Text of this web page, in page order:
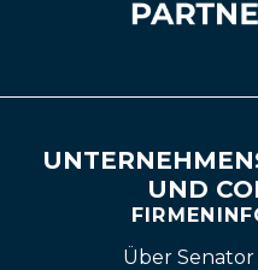
UND
Über Senator